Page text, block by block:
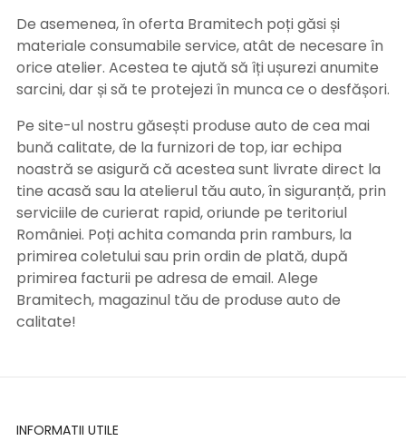
De asemenea, în oferta Bramitech poți găsi și
materiale consumabile service, atât de necesare în
orice atelier. Acestea te ajută să îți ușurezi anumite
sarcini, dar și să te protejezi în munca ce o desfășori.
Pe site-ul nostru găsești produse auto de cea mai
bună calitate, de la furnizori de top, iar echipa
noastră se asigură că acestea sunt livrate direct la
tine acasă sau la atelierul tău auto, în siguranță, prin
serviciile de curierat rapid, oriunde pe teritoriul
României. Poți achita comanda prin ramburs, la
primirea coletului sau prin ordin de plată, după
primirea facturii pe adresa de email. Alege
Bramitech, magazinul tău de produse auto de
calitate!
INFORMATII UTILE